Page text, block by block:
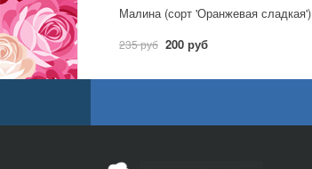
Малина (сорт 'Оранжевая сладкая')
235 руб 200 руб